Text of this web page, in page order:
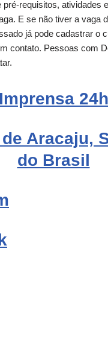
pré-requisitos, atividades
E se não tiver a vaga
já pode cadastrar o
contato. Pessoas com
Imprensa 24h
Aracaju,
do Brasil